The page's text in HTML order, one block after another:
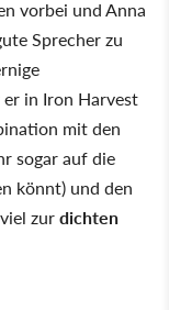
vorbei und Anna
Sprecher zu
in Iron Harvest
mit den
sogar auf die
könnt) und den
zurdichten